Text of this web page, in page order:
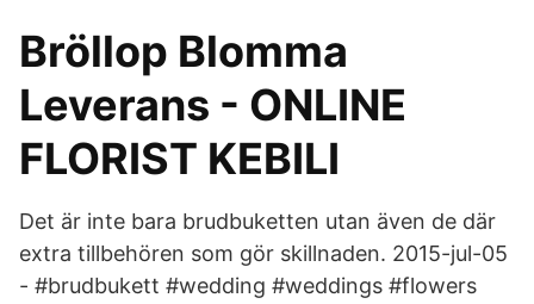
Bröllop Blomma
Leverans - ONLINE
FLORIST KEBILI
Det är inte bara brudbuketten utan även de där
extra tillbehören som gör skillnaden. 2015-jul-05
- #brudbukett #wedding #weddings #flowers